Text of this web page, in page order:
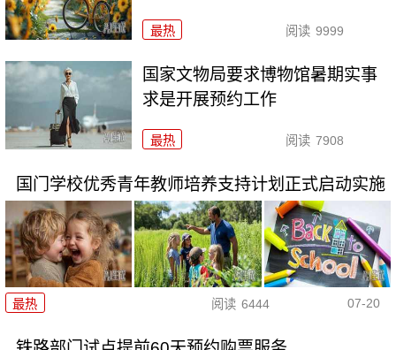
最热 阅读 9999
国家文物局要求博物馆暑期实事
求是开展预约工作
最热 阅读 7908
国门学校优秀青年教师培养支持计划正式启动实施
最热 阅读 6444 07-20